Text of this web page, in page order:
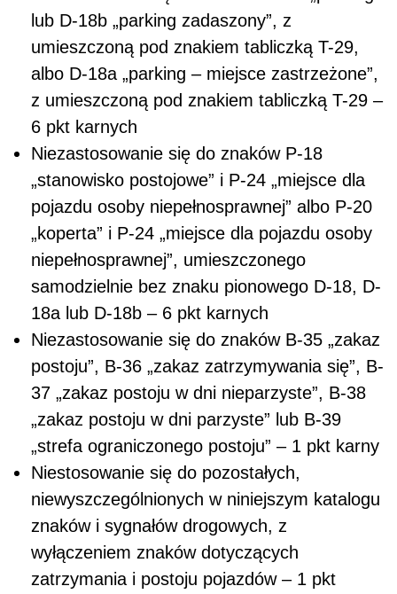
lub D-18b „parking zadaszony”, z
umieszczoną pod znakiem tabliczką T-29,
albo D-18a „parking – miejsce zastrzeżone”,
z umieszczoną pod znakiem tabliczką T-29 –
6 pkt karnych
Niezastosowanie się do znaków P-18
„stanowisko postojowe” i P-24 „miejsce dla
pojazdu osoby niepełnosprawnej” albo P-20
„koperta” i P-24 „miejsce dla pojazdu osoby
niepełnosprawnej”, umieszczonego
samodzielnie bez znaku pionowego D-18, D-
18a lub D-18b – 6 pkt karnych
Niezastosowanie się do znaków B-35 „zakaz
postoju”, B-36 „zakaz zatrzymywania się”, B-
37 „zakaz postoju w dni nieparzyste”, B-38
„zakaz postoju w dni parzyste” lub B-39
„strefa ograniczonego postoju” – 1 pkt karny
Niestosowanie się do pozostałych,
niewyszczególnionych w niniejszym katalogu
znaków i sygnałów drogowych, z
wyłączeniem znaków dotyczących
zatrzymania i postoju pojazdów – 1 pkt